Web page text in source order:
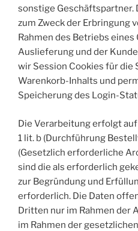
sonstige
zum Zweck der Erbringung
Rahmen des Betriebs
Auslieferung und der
wir Session Cookies für die
Warenkorb-Inhalts und
Speicherung des Login-
Die Verarbeitung erfolgt
1 lit. b (Durchführung
(Gesetzlich erforderliche
sind die als erforderlich
zur Begründung und
erforderlich. Die Daten
Dritten nur im Rahmen der
im Rahmen der